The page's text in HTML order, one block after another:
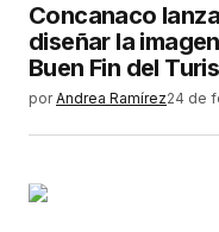
Concanaco
diseñar la
Buen Fin del
por Andrea Ramírez24 de